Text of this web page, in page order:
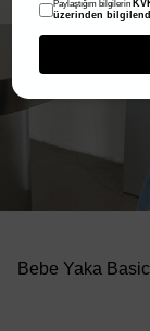
Bebe Yaka
Paylaştığım bilgilerin
üzerinden